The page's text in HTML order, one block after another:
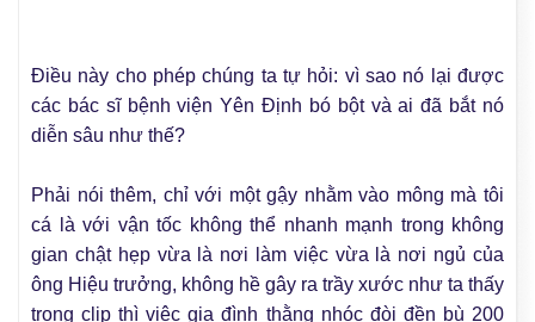
Điều này cho phép chúng ta tự hỏi: vì sao nó lại được
các bác sĩ bệnh viện Yên Định bó bột và ai đã bắt nó
diễn sâu như thế?
Phải nói thêm, chỉ với một gậy nhằm vào mông mà tôi
cá là với vận tốc không thể nhanh mạnh trong không
gian chật hẹp vừa là nơi làm việc vừa là nơi ngủ của
ông Hiệu trưởng, không hề gây ra trầy xước như ta thấy
trong clip thì việc gia đình thằng nhóc đòi đền bù 200